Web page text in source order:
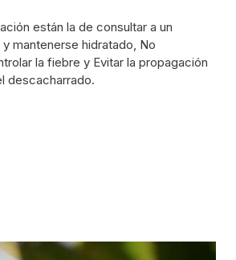
están la de consultar a un
mantenerse hidratado, No
la fiebre y Evitar la propagación
descacharrado.